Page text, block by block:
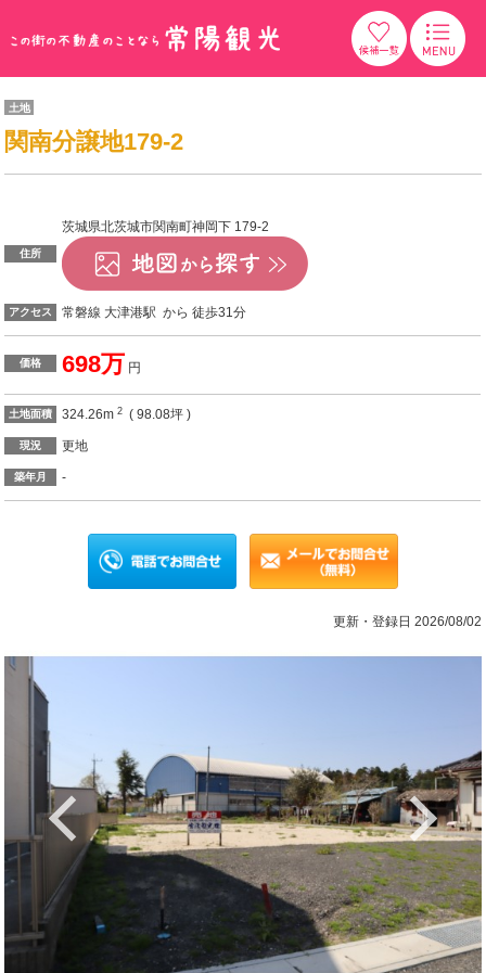
土地
関南分譲地179-2
住所
茨城県北茨城市関南町神岡下 179-2
アクセス 常磐線 大津港駅 から 徒歩31分
価格 698万 円
土地面積 324.26m2 ( 98.08坪 )
現況 更地
築年月 -
更新・登録日 2026/08/02
Previous